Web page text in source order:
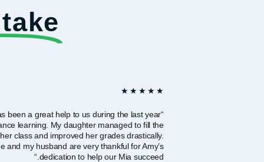
★
★
★
★
★
been a great help to us during the last year
learning. My daughter managed to fill the
class and improved her grades drastically.
and my husband are very thankful for Amy’s
dedication to help our Mia succeed.“